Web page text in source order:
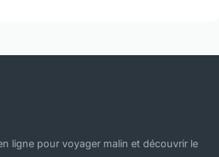
ligne pour voyager malin et découvrir le